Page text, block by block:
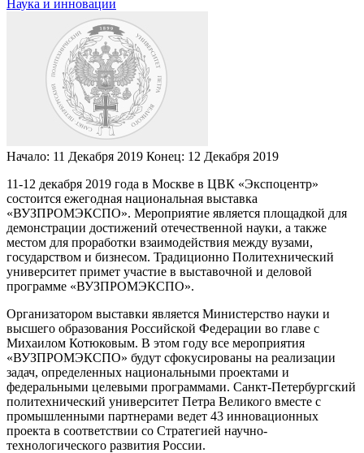
Наука и инновации
Начало: 11 Декабря 2019 Конец: 12 Декабря 2019
11-12 декабря 2019 года в Москве в ЦВК «Экспоцентр»
состоится ежегодная национальная выставка
«ВУЗПРОМЭКСПО». Мероприятие является площадкой для
демонстрации достижений отечественной науки, а также
местом для проработки взаимодействия между вузами,
государством и бизнесом. Традиционно Политехнический
университет примет участие в выставочной и деловой
программе «ВУЗПРОМЭКСПО».
Организатором выставки является Министерство науки и
высшего образования Российской Федерации во главе с
Михаилом Котюковым. В этом году все мероприятия
«ВУЗПРОМЭКСПО» будут сфокусированы на реализации
задач, определенных национальными проектами и
федеральными целевыми программами. Санкт-Петербургский
политехнический университет Петра Великого вместе с
промышленными партнерами ведет 43 инновационных
проекта в соответствии со Стратегией научно-
технологического развития России.